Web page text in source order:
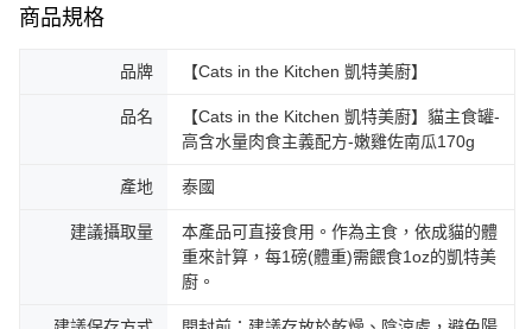
商品規格
品牌 【Cats in the Kitchen 凱特美廚】
品名
【Cats in the Kitchen 凱特美廚】貓主食罐-
高含水量肉食主義配方-嫩雞佐南瓜170g
產地 泰國
建議攝取量
本產品可直接食用。作為主食，依成貓的體
重來計算，每1磅(體重)需餵食1oz的凱特美
廚。